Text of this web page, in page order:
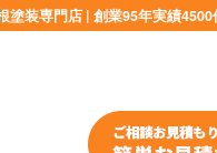
塗装専門店 | 創業95年実績